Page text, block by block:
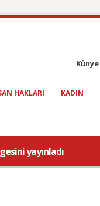
Künye
HAKLARI KADIN
yayınladı